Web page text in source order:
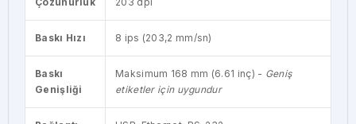
Baskı Hızı 8 ips (203,2 mm/sn)
Baskı
Genişliği
Maksimum 168 mm (6.61 inç) - Geniş
etiketler için uygundur